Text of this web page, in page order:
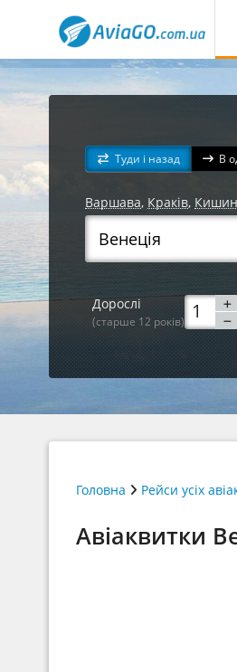
Туди і назад В
Варшава, Краків,
Дорослі
(старше 12 років)
Головна Рейси усіх
Авіаквитки